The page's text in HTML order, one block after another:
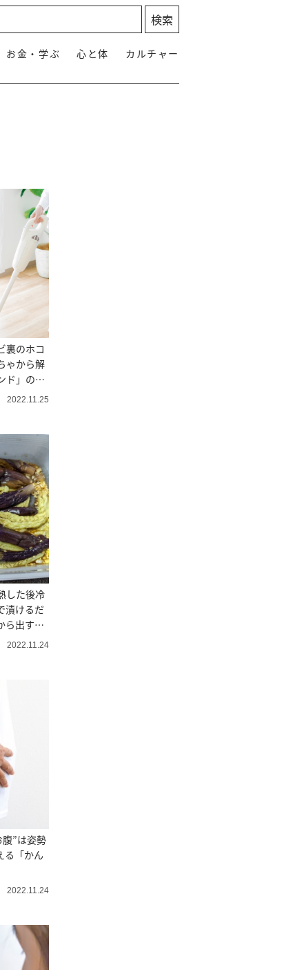
お金・学ぶ 心と体 カルチャー
裏のホコ
ゃから解
ド」のス
2022.11.25
した後冷
漬けるだ
ら出すだ
2022.11.24
”は姿勢
る「かん
2022.11.24